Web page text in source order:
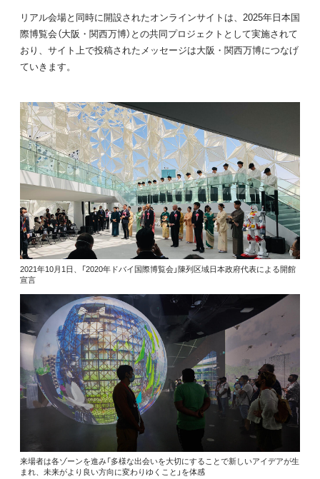
リアル会場と同時に開設されたオンラインサイトは、2025年日本国
際博覧会（大阪・関西万博）との共同プロジェクトとして実施されて
おり、サイト上で投稿されたメッセージは大阪・関西万博につなげ
ていきます。
2021年10月1日、「2020年ドバイ国際博覧会」陳列区域日本政府代表による開館
宣言
来場者は各ゾーンを進み「多様な出会いを大切にすることで新しいアイデアが生
まれ、未来がより良い方向に変わりゆくこと」を体感